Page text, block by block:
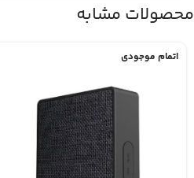
محصولات مشابه
اتمام موجودی